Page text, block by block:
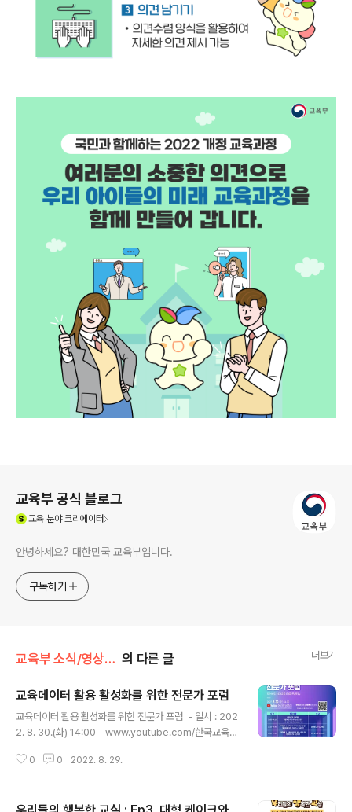
교육부 공식 블로그
교육분야 크리에이터
안녕하세요? 대한민국 교육부입니다.
구독하기
교육부 소식/영상·카드뉴스·인포그래픽 의 다른 글 더보기
교육데이터 활용 활성화를 위한 전문가 포럼
교육데이터 활용 활성화를 위한 전문가 포럼 ​ - 일시 : 202
2. 8. 30.(화) 14:00 - www.youtube.com/한국교육학
사전등록을 하신 분께는 행사 당일 자료집과 행사 알림 서
0 0 2022. 8. 29.